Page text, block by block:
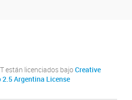
están licenciados bajo Creative
Argentina License